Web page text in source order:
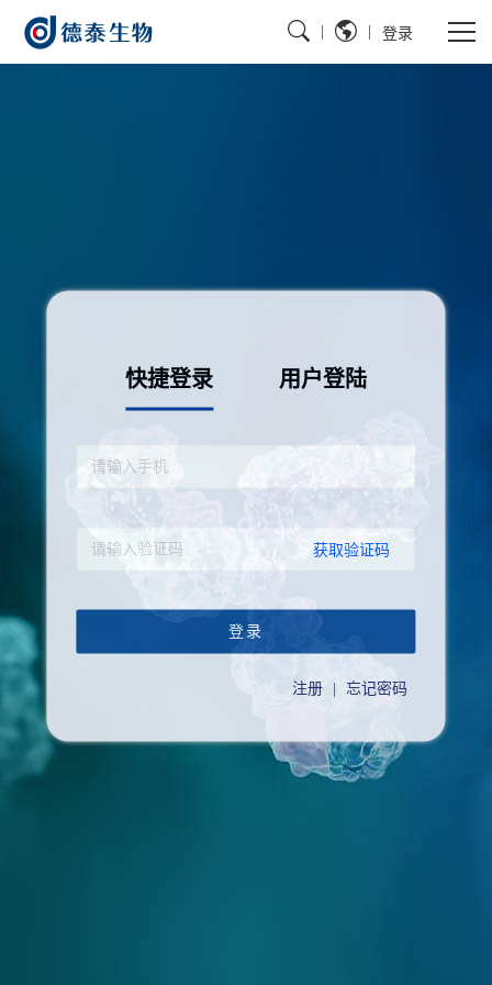
登录
快捷登录 用户登陆
获取验证码
登录
注册 | 忘记密码